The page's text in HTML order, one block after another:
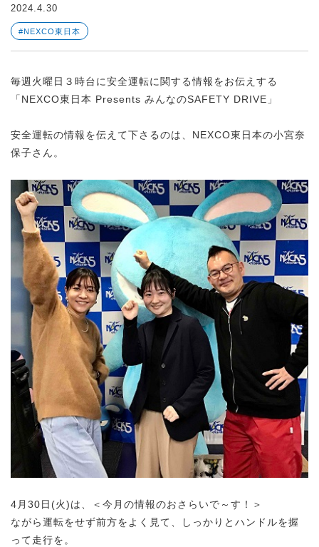
2024.4.30
#NEXCO東日本
毎週火曜日３時台に安全運転に関する情報をお伝えする
「NEXCO東日本 Presents みんなのSAFETY DRIVE」
安全運転の情報を伝えて下さるのは、NEXCO東日本の小宮奈
保子さん。
4月30日(火)は、＜今月の情報のおさらいで～す！＞
ながら運転をせず前方をよく見て、しっかりとハンドルを握
って走行を。